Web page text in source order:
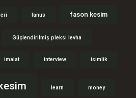
fanus fason kesim
Güçlendirilmiş pleksi levha
imalat interview isimlik
learn money